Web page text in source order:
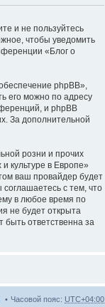
и не пользуйтесь
чтобы уведомить
«Блог о
phpBB»,
его можно по адресу
и phpBB
За дополнительной
розни и прочих
культуре в Европе»
ваш провайдер будет
с тем, что
в любое время по
не будет открыта
ответственна за
Часовой пояс: UTC+04:00